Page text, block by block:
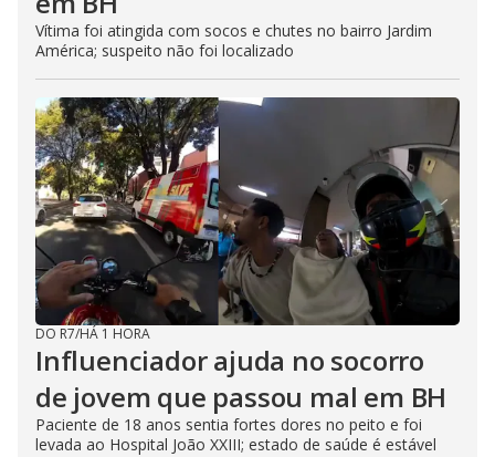
Vítima foi atingida com socos e chutes no bairro Jardim
América; suspeito não foi localizado
DO R7/HÁ 1 HORA
Influenciador ajuda no socorro
de jovem que passou mal em BH
Paciente de 18 anos sentia fortes dores no peito e foi
levada ao Hospital João XXIII; estado de saúde é estável